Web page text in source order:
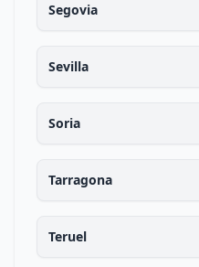
Segovia
Sevilla
Soria
Tarragona
Teruel